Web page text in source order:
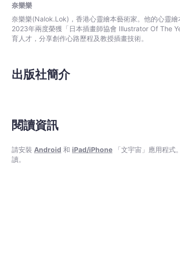
奈樂樂
奈樂樂(Nalok.Lok)，香港心靈繪本藝術家。他的心靈
2023年兩度榮獲「日本插畫師協會 Illustrator Of The
育人才，分享創作心路歷程及教授插畫技術。
出版社簡介
閱讀資訊
請安裝 Android 和 iPad/iPhone 「文宇宙」應用程式
讀。